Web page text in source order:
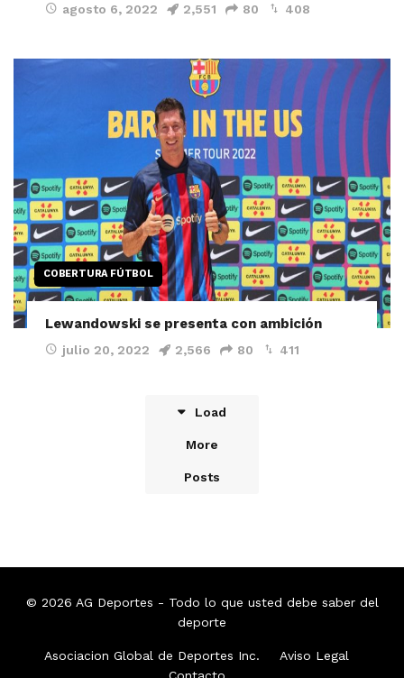
agosto 6, 2022 2,551 80 408
COBERTURA FÚTBOL
Lewandowski se presenta con ambición
julio 20, 2022 2,566 80 411
Load
More
Posts
© 2026 AG Deportes - Todo lo que usted debe saber del
deporte
Asociacion Global de Deportes Inc.
Aviso Legal